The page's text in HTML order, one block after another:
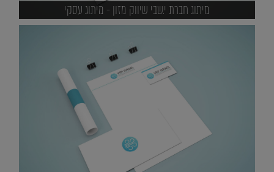
מיתוג חברת י.שבי שיווק מזון - מיתוג עסקי